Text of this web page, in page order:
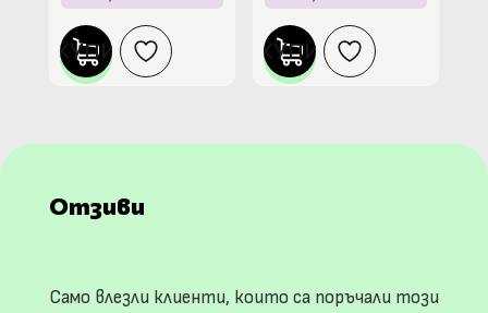
КУПИ КУПИ
Отзиви
Само влезли клиенти, които са поръчали този